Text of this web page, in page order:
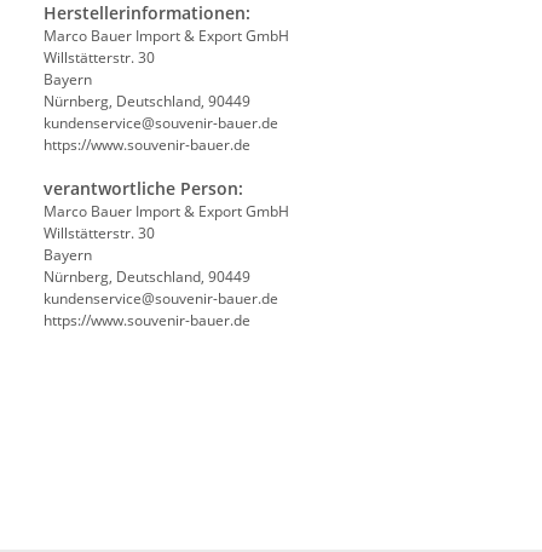
Herstellerinformationen:
Marco Bauer Import & Export GmbH
Willstätterstr. 30
Bayern
Nürnberg, Deutschland, 90449
kundenservice@souvenir-bauer.de
https://www.souvenir-bauer.de
verantwortliche Person:
Marco Bauer Import & Export GmbH
Willstätterstr. 30
Bayern
Nürnberg, Deutschland, 90449
kundenservice@souvenir-bauer.de
https://www.souvenir-bauer.de